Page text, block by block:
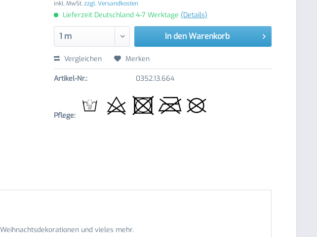
inkl. MwSt.zzgl. Versandkosten
Lieferzeit Deutschland 4-7 Werktage (Details)
In den Warenkorb
Vergleichen Merken
Artikel-Nr.: 0352.13.664
Pflege:
und vieles mehr.